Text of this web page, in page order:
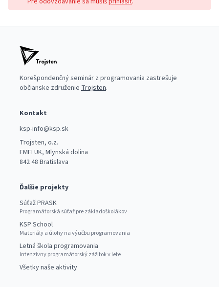
Korešpondenčný seminár z programovania zastrešuje
občianske združenie Trojsten.
Kontakt
ksp-info@ksp.sk
Trojsten, o.z.
FMFI UK, Mlynská dolina
842 48 Bratislava
Ďalšie projekty
Súťaž PRASK
Programátorská súťaž pre základoškolákov
KSP School
Materiály a úlohy na výučbu programovania
Letná škola programovania
Intenzívny programátorský zážitok v lete
Všetky naše aktivity